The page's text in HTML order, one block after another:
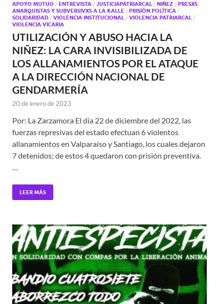
APOYO MUTUO / ENTREVISTA / JUSTICIAPATRIARCAL / NIÑEZ / PRESXS
ANARQUISTAS Y SUBVERSIVXS A LA KALLE / PRISIÓN POLÍTICA /
SOLIDARIDAD / VIOLENCIA INSTITUCIONAL / VIOLENCIA PATRIARCAL /
VIOLENCIA VICARIA
UTILIZACIÓN Y ABUSO HACIA LA
NIÑEZ: LA CARA INVISIBILIZADA DE
LOS ALLANAMIENTOS POR EL ATAQUE
A LA DIRECCIÓN NACIONAL DE
GENDARMERÍA
20 de enero de 2023
Por: La Zarzamora El día 22 de diciembre del 2022, las
fuerzas represivas del estado efectuan 6 violentos
allanamientos en Valparaíso y Santiago, los cuales dejaron
7 detenidos; de estos 4 quedaron con prisión preventiva.
…
LEER MÁS